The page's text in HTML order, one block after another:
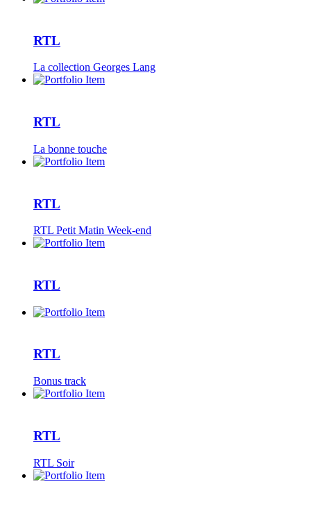
RTL
La collection Georges Lang
RTL
La bonne touche
RTL
RTL Petit Matin Week-end
RTL
RTL
Bonus track
RTL
RTL Soir